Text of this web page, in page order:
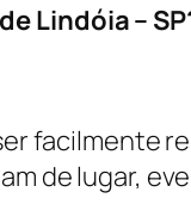
Lindóia –
facilmente
de lugar,